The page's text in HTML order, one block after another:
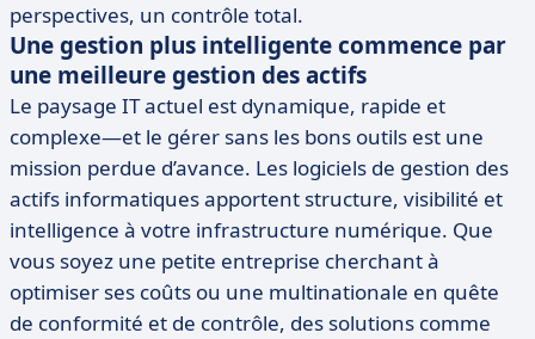
perspectives, un contrôle total.
Une gestion plus intelligente commence par
une meilleure gestion des actifs
Le paysage IT actuel est dynamique, rapide et
complexe—et le gérer sans les bons outils est une
mission perdue d’avance. Les logiciels de gestion des
actifs informatiques apportent structure, visibilité et
intelligence à votre infrastructure numérique. Que
vous soyez une petite entreprise cherchant à
optimiser ses coûts ou une multinationale en quête
de conformité et de contrôle, des solutions comme